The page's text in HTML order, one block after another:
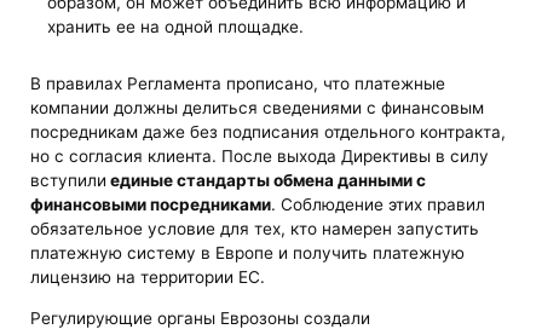
хранить ее на одной площадке.
В правилах Регламента прописано, что платежные
компании должны делиться сведениями с финансовым
посредникам даже без подписания отдельного контракта,
но с согласия клиента. После выхода Директивы в силу
вступили единые стандарты обмена данными с
финансовыми посредниками. Соблюдение этих правил
обязательное условие для тех, кто намерен запустить
платежную систему в Европе и получить платежную
лицензию на территории ЕС.
Регулирующие органы Еврозоны создали